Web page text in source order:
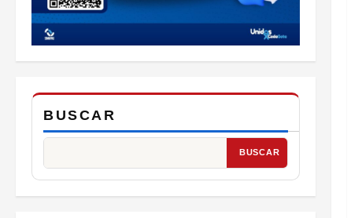
BUSCAR
BUSCAR